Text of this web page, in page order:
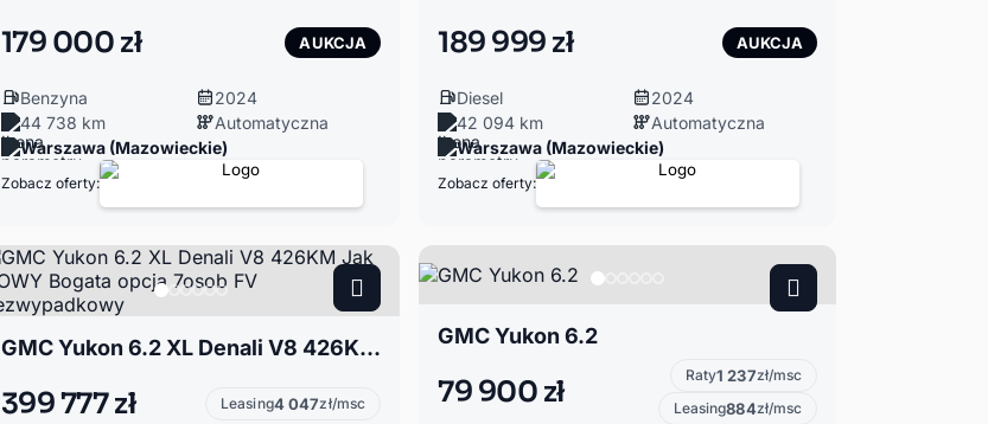
179 000 zł AUKCJA
Benzyna
2024
44 738 km
Automatyczna
Warszawa (Mazowieckie)
Zobacz oferty:
189 999 zł AUKCJA
Diesel
2024
42 094 km
Automatyczna
Warszawa (Mazowieckie)
Zobacz oferty:
GMC Yukon 6.2 XL Denali V8 426KM Jak NOWY Bogata opcja 7osob FV Bezwypadkowy
399 777 zł Leasing4 047zł/msc
GMC Yukon 6.2
79 900 zł Raty1 237zł/msc
Leasing884zł/msc